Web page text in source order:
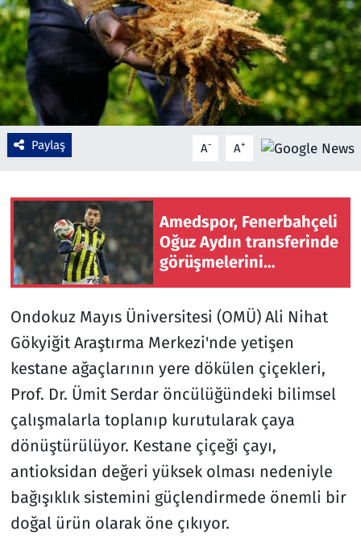
Paylaş A- A+
Amedspor, Fenerbahçeli
Oğuz Aydın transferinde
görüşmelerini
Ondokuz Mayıs Üniversitesi (OMÜ) Ali Nihat
Gökyiğit Araştırma Merkezi'nde yetişen
kestane ağaçlarının yere dökülen çiçekleri,
Prof. Dr. Ümit Serdar öncülüğündeki bilimsel
çalışmalarla toplanıp kurutularak çaya
dönüştürülüyor. Kestane çiçeği çayı,
antioksidan değeri yüksek olması nedeniyle
bağışıklık sistemini güçlendirmede önemli bir
doğal ürün olarak öne çıkıyor.
Turizm
Yerel